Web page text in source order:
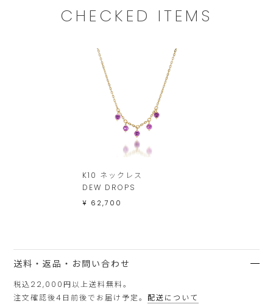
い
CHECKED ITEMS
K10 ネックレス
DEW DROPS
¥ 62,700
送料・返品・お問い合わせ
税込22,000円以上送料無料。
注文確認後4日前後でお届け予定。配送について